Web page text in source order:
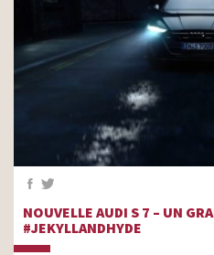
NOUVELLE AUDI S 7 – UN
#JEKYLLANDHYDE